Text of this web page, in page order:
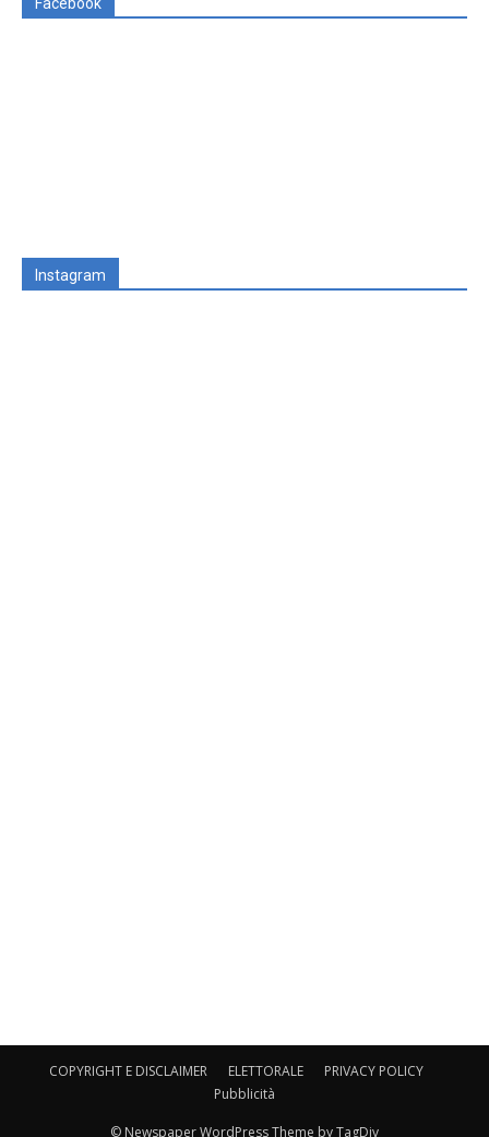
Facebook
Instagram
COPYRIGHT E DISCLAIMER ELETTORALE
PRIVACY POLICY
Pubblicità
© Newspaper WordPress Theme by TagDiv